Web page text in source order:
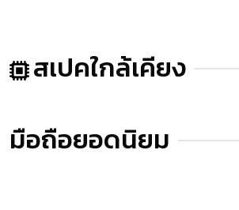
สเปคใกล้เคียง
มือถือยอดนิยม